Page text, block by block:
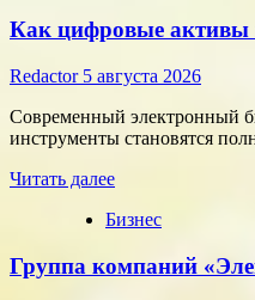
Как цифровые активы
Redactor 5 августа 2026
Современный электронный
инструменты становятся
Читать далееПрочитать
о
цифровые
Бизнес
Группа компаний